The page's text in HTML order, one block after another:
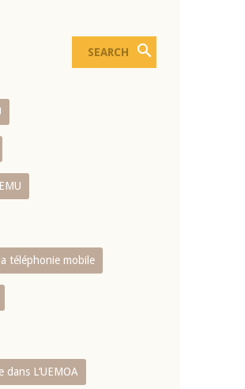
téléphonie mobile
L‘UEMOA